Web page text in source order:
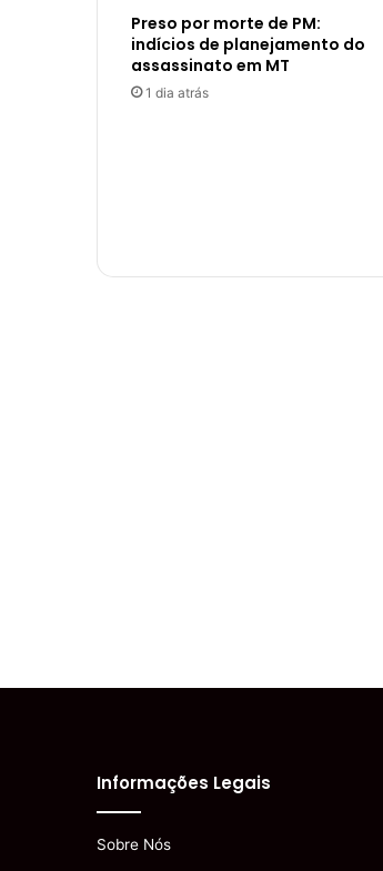
Preso por morte de PM:
indícios de planejamento do
assassinato em MT
1 dia atrás
Informações Legais
Sobre Nós